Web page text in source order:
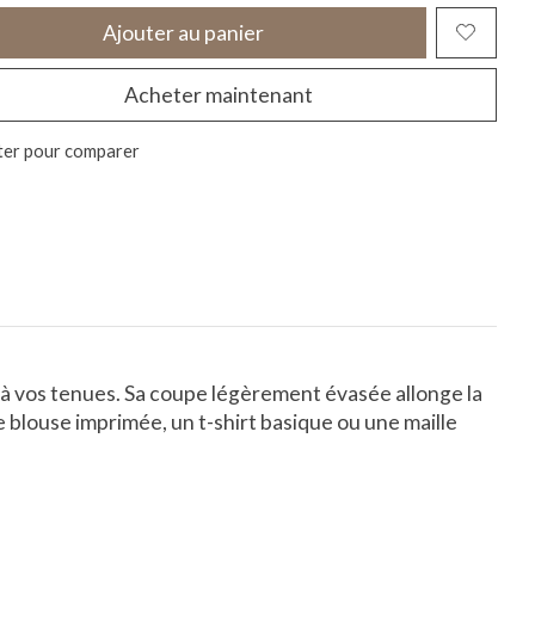
Ajouter au panier
Acheter maintenant
pour comparer
tenues. Sa coupe légèrement évasée allonge la
imprimée, un t-shirt basique ou une maille